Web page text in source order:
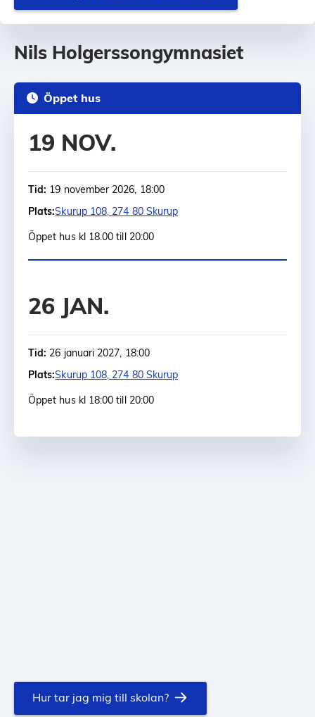
Nils Holgerssongymnasiet
Öppet hus
19 NOV.
Tid: 19 november 2026, 18:00
Plats:Skurup 108, 274 80 Skurup
Öppet hus kl 18.00 till 20:00
26 JAN.
Tid: 26 januari 2027, 18:00
Plats:Skurup 108, 274 80 Skurup
Öppet hus kl 18:00 till 20:00
Hur tar jag mig till skolan?